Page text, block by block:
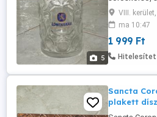
5
20 cm., szája
vegye
"Nem látják"
képeket
megadott
VIII.
ma 10:47
1 999 Ft
Sancta
plakett